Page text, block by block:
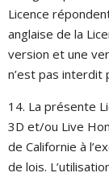
Licence
anglaise de la
version et une
n’est pas
14. La présente
3D et/ou Live
de Californie à
de lois.